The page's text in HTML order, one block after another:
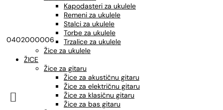
Kapodasteri za ukulele
Remeni za ukulele
Stalci za ukulele
Torbe za ukulele
Trzalice za ukulele
Žice za ukulele
ŽICE
Žice za gitaru
Žice za akustičnu gitaru
Žice za električnu gitaru
Žice za klasičnu gitaru
Žice za bas gitaru
0402000006
